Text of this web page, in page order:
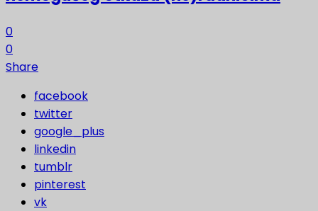
0
0
Share
facebook
twitter
google_plus
linkedin
tumblr
pinterest
vk